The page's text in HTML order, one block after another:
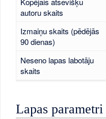
autoru skaits
Izmaiņu skaits (pēdējās
90 dienas)
Neseno lapas labotāju
skaits
Lapas parametri